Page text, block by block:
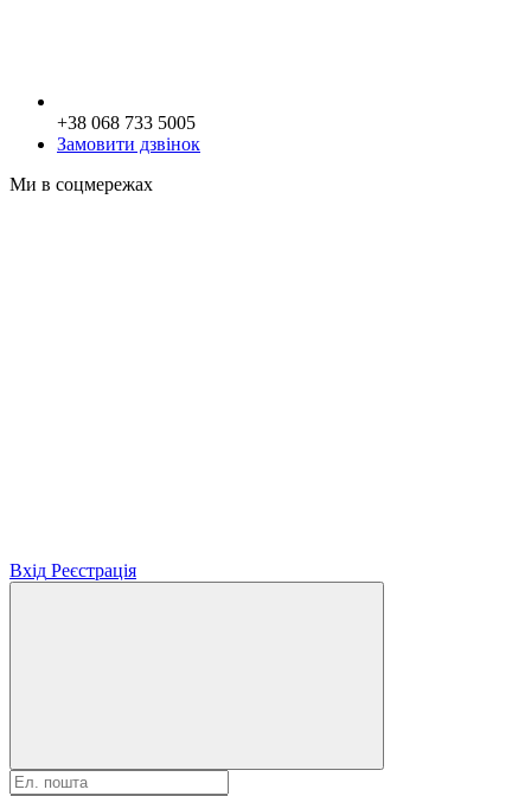
+38 068 733 5005
Замовити дзвінок
Ми в соцмережах
Вхід Реєстрація